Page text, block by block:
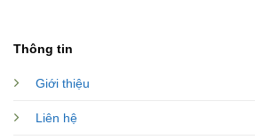
Thông tin
Giới thiệu
Liên hệ